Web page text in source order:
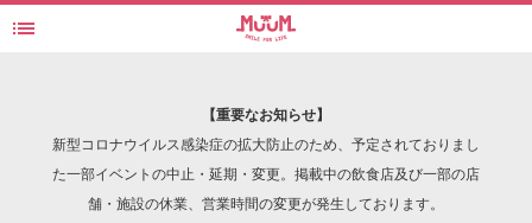
浜名湖みかん狩り
INTERVIEW

【重要なお知らせ】
新型コロナウイルス感染症の拡大防止のため、予定されておりまし
た一部イベントの中止・延期・変更。掲載中の飲食店及び一部の店
舗・施設の休業、営業時間の変更が発生しております。